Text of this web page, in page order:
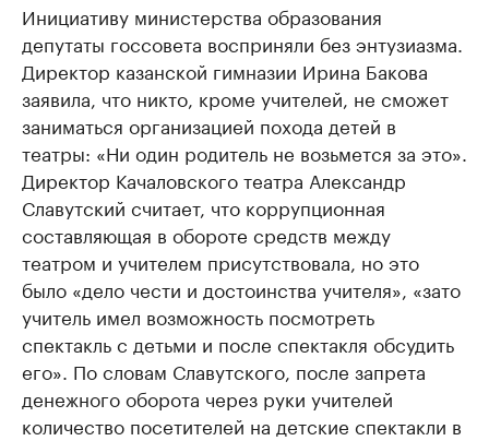
Инициативу министерства образования
депутаты госсовета восприняли без энтузиазма.
Директор казанской гимназии Ирина Бакова
заявила, что никто, кроме учителей, не сможет
заниматься организацией похода детей в
театры: «Ни один родитель не возьмется за это».
Директор Качаловского театра Александр
Славутский считает, что коррупционная
составляющая в обороте средств между
театром и учителем присутствовала, но это
было «дело чести и достоинства учителя», «зато
учитель имел возможность посмотреть
спектакль с детьми и после спектакля обсудить
его». По словам Славутского, после запрета
денежного оборота через руки учителей
количество посетителей на детские спектакли в